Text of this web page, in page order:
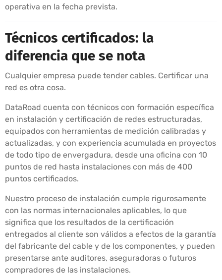
operativa en la fecha prevista.
Técnicos certificados: la
diferencia que se nota
Cualquier empresa puede tender cables. Certificar una
red es otra cosa.
DataRoad cuenta con técnicos con formación específica
en instalación y certificación de redes estructuradas,
equipados con herramientas de medición calibradas y
actualizadas, y con experiencia acumulada en proyectos
de todo tipo de envergadura, desde una oficina con 10
puntos de red hasta instalaciones con más de 400
puntos certificados.
Nuestro proceso de instalación cumple rigurosamente
con las normas internacionales aplicables, lo que
significa que los resultados de la certificación
entregados al cliente son válidos a efectos de la garantía
del fabricante del cable y de los componentes, y pueden
presentarse ante auditores, aseguradoras o futuros
compradores de las instalaciones.